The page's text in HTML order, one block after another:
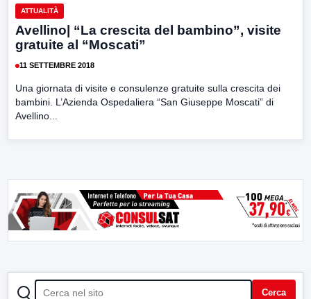
ATTUALITÀ
Avellino| “La crescita del bambino”, visite
gratuite al “Moscati”
11 SETTEMBRE 2018
Una giornata di visite e consulenze gratuite sulla crescita dei
bambini. L’Azienda Ospedaliera “San Giuseppe Moscati” di
Avellino...
CERCA Cerca